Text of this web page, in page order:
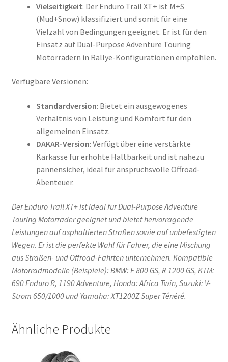
Vielseitigkeit: Der Enduro Trail XT+ ist M+S
(Mud+Snow) klassifiziert und somit für eine
Vielzahl von Bedingungen geeignet. Er ist für den
Einsatz auf Dual-Purpose Adventure Touring
Motorrädern in Rallye-Konfigurationen empfohlen.
Verfügbare Versionen:
Standardversion: Bietet ein ausgewogenes
Verhältnis von Leistung und Komfort für den
allgemeinen Einsatz.
DAKAR-Version: Verfügt über eine verstärkte
Karkasse für erhöhte Haltbarkeit und ist nahezu
pannensicher, ideal für anspruchsvolle Offroad-
Abenteuer.
Der Enduro Trail XT+ ist ideal für Dual-Purpose Adventure
Touring Motorräder geeignet und bietet hervorragende
Leistungen auf asphaltierten Straßen sowie auf unbefestigten
Wegen. Er ist die perfekte Wahl für Fahrer, die eine Mischung
aus Straßen- und Offroad-Fahrten unternehmen. Kompatible
Motorradmodelle (Beispiele): BMW: F 800 GS, R 1200 GS, KTM:
690 Enduro R, 1190 Adventure, Honda: Africa Twin, Suzuki: V-
Strom 650/1000 und Yamaha: XT1200Z Super Ténéré.
Ähnliche Produkte